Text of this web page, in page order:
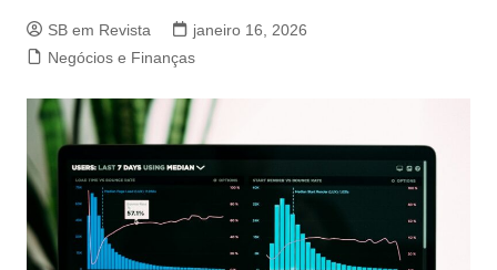
SB em Revista
janeiro 16, 2026
Negócios e Finanças